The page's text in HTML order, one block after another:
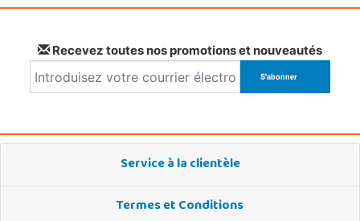
Recevez toutes nos promotions et nouveautés
Service à la clientèle
Termes et Conditions